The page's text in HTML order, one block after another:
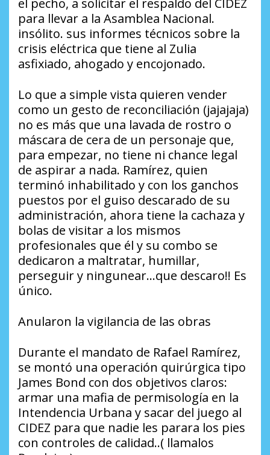
el pecho, a solicitar el respaldo del CIDEZ
para llevar a la Asamblea Nacional.
insólito. sus informes técnicos sobre la
crisis eléctrica que tiene al Zulia
asfixiado, ahogado y encojonado.
​Lo que a simple vista quieren vender
como un gesto de reconciliación (jajajaja)
no es más que una lavada de rostro o
máscara de cera de un personaje que,
para empezar, no tiene ni chance legal
de aspirar a nada. Ramírez, quien
terminó inhabilitado y con los ganchos
puestos por el guiso descarado de su
administración, ahora tiene la cachaza y
bolas de visitar a los mismos
profesionales que él y su combo se
dedicaron a maltratar, humillar,
perseguir y ningunear…que descaro!! Es
único.
Anularon la vigilancia de las obras
​Durante el mandato de Rafael Ramírez,
se montó una operación quirúrgica tipo
James Bond con dos objetivos claros:
armar una mafia de permisología en la
Intendencia Urbana y sacar del juego al
CIDEZ para que nadie les parara los pies
con controles de calidad..( llamalos